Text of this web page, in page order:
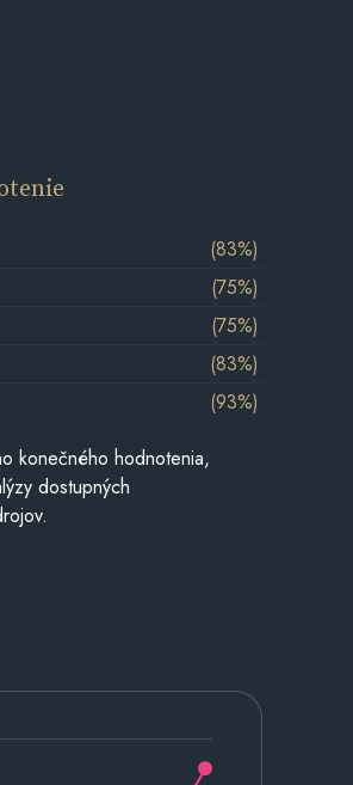
(83%)
(75%)
(75%)
(83%)
(93%)
konečného hodnotenia,
dostupných